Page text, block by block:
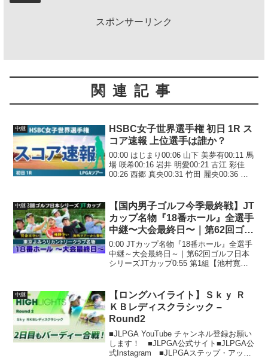
スポンサーリンク
関連記事
中継
HSBC女子世界選手権 初日 1R ス
コア速報 上位選手は誰か？
00:00 はじまり00:06 山下 美夢有00:11 馬
場 咲希00:16 岩井 明愛00:21 古江 彩佳
00:26 西郷 真央00:31 竹田 麗央00:36 勝
中継
【国内男子ゴルフ今季最終戦】JT
カップ名物『18番ホール』全選手
中継〜大会最終日〜｜第62回ゴル
フ日本シリーズJTカップ
0:00 JTカップ名物『18番ホール』全選手
中継～大会最終日～｜第62回ゴルフ日本
シリーズJTカップ0:55 第1組【池村寛世/
敏之/大岩龍一/坂本...
中継
【ロングハイライト】Ｓｋｙ Ｒ
ＫＢレディスクラシック –
Round2
■JLPGA YouTube チャンネル登録お願い
します！ ■JLPGA公式サイト■JLPGA公
式Instagram ■JLPGAステップ・アッ